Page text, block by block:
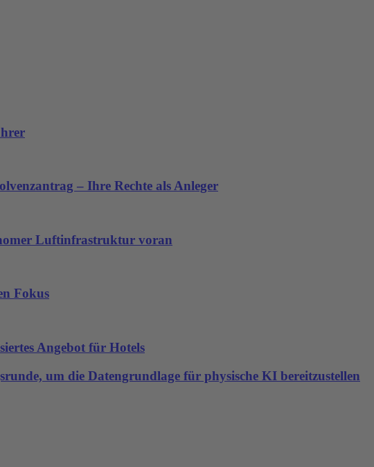
– Ihre Rechte als Anleger
Luftinfrastruktur voran
Fokus
Angebot für Hotels
um die Datengrundlage für physische KI bereitzustellen